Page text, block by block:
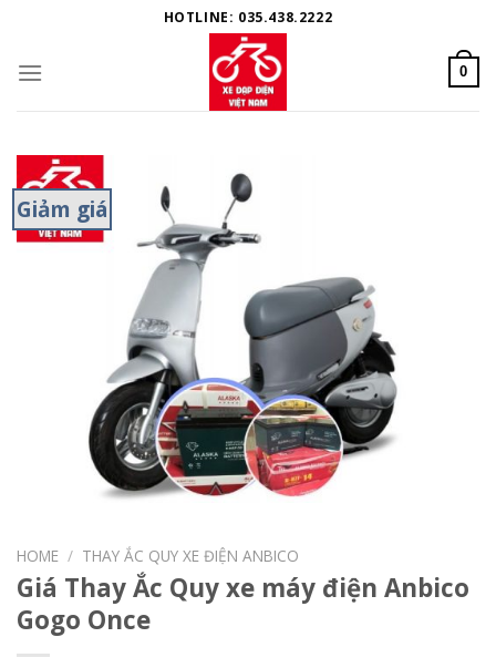
content
HOTLINE: 035.438.2222
0
Giảm giá
HOME / THAY ẮC QUY XE ĐIỆN ANBICO
Giá Thay Ắc Quy xe máy điện Anbico
Gogo Once